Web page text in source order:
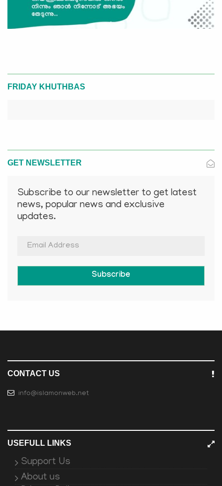
FRIDAY KHUTHBAS
GET NEWSLETTER
Subscribe to our newsletter to get latest
news, popular news and exclusive
updates.
Subscribe
CONTACT US
info@islamonweb.net
USEFULL LINKS
Support Us
About us